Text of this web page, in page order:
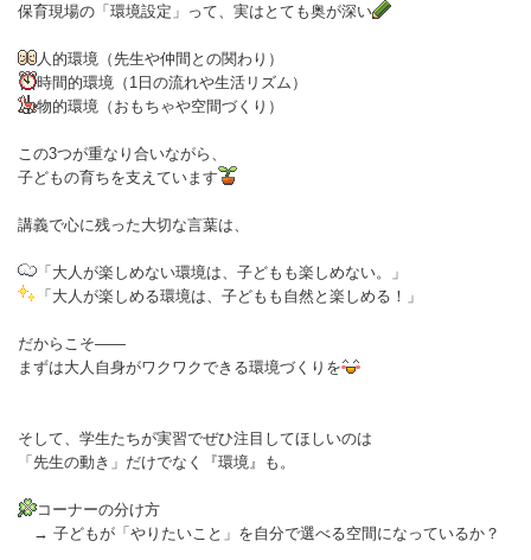
保育現場の「環境設定」って、実はとても奥が深い
人的環境（先生や仲間との関わり）
時間的環境（1日の流れや生活リズム）
物的環境（おもちゃや空間づくり）
この3つが重なり合いながら、
子どもの育ちを支えています
講義で心に残った大切な言葉は、
「大人が楽しめない環境は、子どもも楽しめない。」
「大人が楽しめる環境は、子どもも自然と楽しめる！」
だからこそ――
まずは大人自身がワクワクできる環境づくりを
そして、学生たちが実習でぜひ注目してほしいのは
「先生の動き」だけでなく『環境』も。
コーナーの分け方
→ 子どもが「やりたいこと」を自分で選べる空間になっているか？